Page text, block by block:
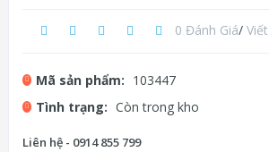
0 Đánh Giá/
Mã sản phẩm: 103447
Tình trạng: Còn trong kho
Liên hệ - 0914 855 799